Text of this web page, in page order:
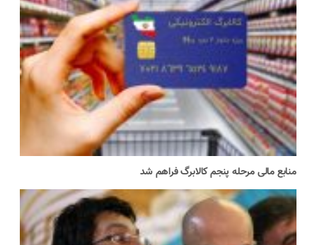
منابع مالی مرحله پنجم کالابرگ فراهم شد